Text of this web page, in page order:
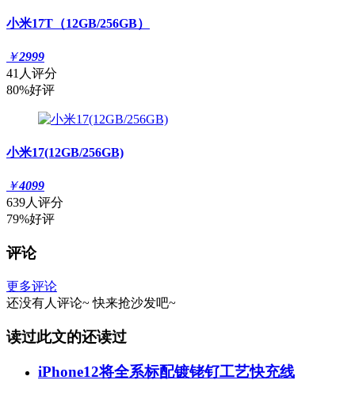
小米17T（12GB/256GB）
￥2999
41人评分
80%好评
小米17(12GB/256GB)
￥4099
639人评分
79%好评
评论
更多评论
还没有人评论~ 快来抢沙发吧~
读过此文的还读过
iPhone12将全系标配镀铑钌工艺快充线